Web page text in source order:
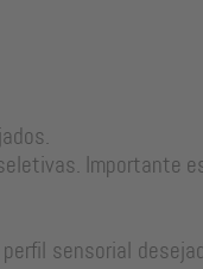
Importante
sensorial